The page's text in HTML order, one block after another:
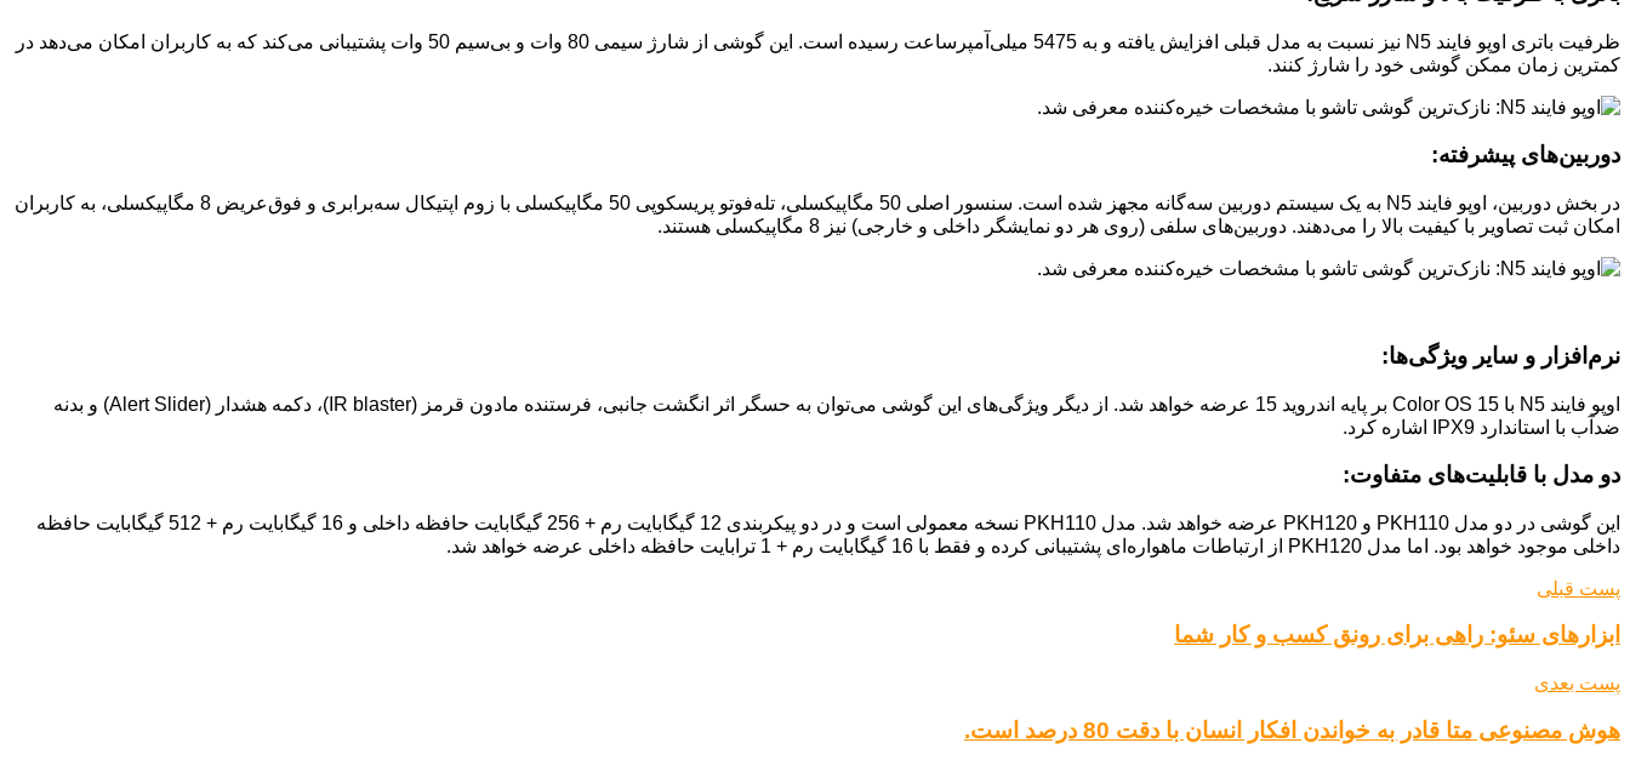
ظرفیت باتری اوپو فایند N5 نیز نسبت به مدل قبلی افزایش یافته و به 5475 میلی‌آمپرساعت رسیده است. این گوشی از شارژ سیمی 80 وات و بی‌سیم 50 وات پشتیبانی می‌کند که به کاربران امکان می‌دهد در
کمترین زمان ممکن گوشی خود را شارژ کنند.
دوربین‌های پیشرفته:
در بخش دوربین، اوپو فایند N5 به یک سیستم دوربین سه‌گانه مجهز شده است. سنسور اصلی 50 مگاپیکسلی، تله‌فوتو پریسکوپی 50 مگاپیکسلی با زوم اپتیکال سه‌برابری و فوق‌عریض 8 مگاپیکسلی، به کاربران
امکان ثبت تصاویر با کیفیت بالا را می‌دهند. دوربین‌های سلفی (روی هر دو نمایشگر داخلی و خارجی) نیز 8 مگاپیکسلی هستند.
نرم‌افزار و سایر ویژگی‌ها:
اوپو فایند N5 با Color OS 15 بر پایه اندروید 15 عرضه خواهد شد. از دیگر ویژگی‌های این گوشی می‌توان به حسگر اثر انگشت جانبی، فرستنده مادون قرمز (IR blaster)، دکمه هشدار (Alert Slider) و بدنه
ضدآب با استاندارد IPX9 اشاره کرد.
دو مدل با قابلیت‌های متفاوت:
این گوشی در دو مدل PKH110 و PKH120 عرضه خواهد شد. مدل PKH110 نسخه معمولی است و در دو پیکربندی 12 گیگابایت رم + 256 گیگابایت حافظه داخلی و 16 گیگابایت رم + 512 گیگابایت حافظه
داخلی موجود خواهد بود. اما مدل PKH120 از ارتباطات ماهواره‌ای پشتیبانی کرده و فقط با 16 گیگابایت رم + 1 ترابایت حافظه داخلی عرضه خواهد شد.
پست قبلی
ابزارهای سئو: راهی برای رونق کسب و کار شما
پست بعدی
هوش مصنوعی متا قادر به خواندن افکار انسان با دقت 80 درصد است.